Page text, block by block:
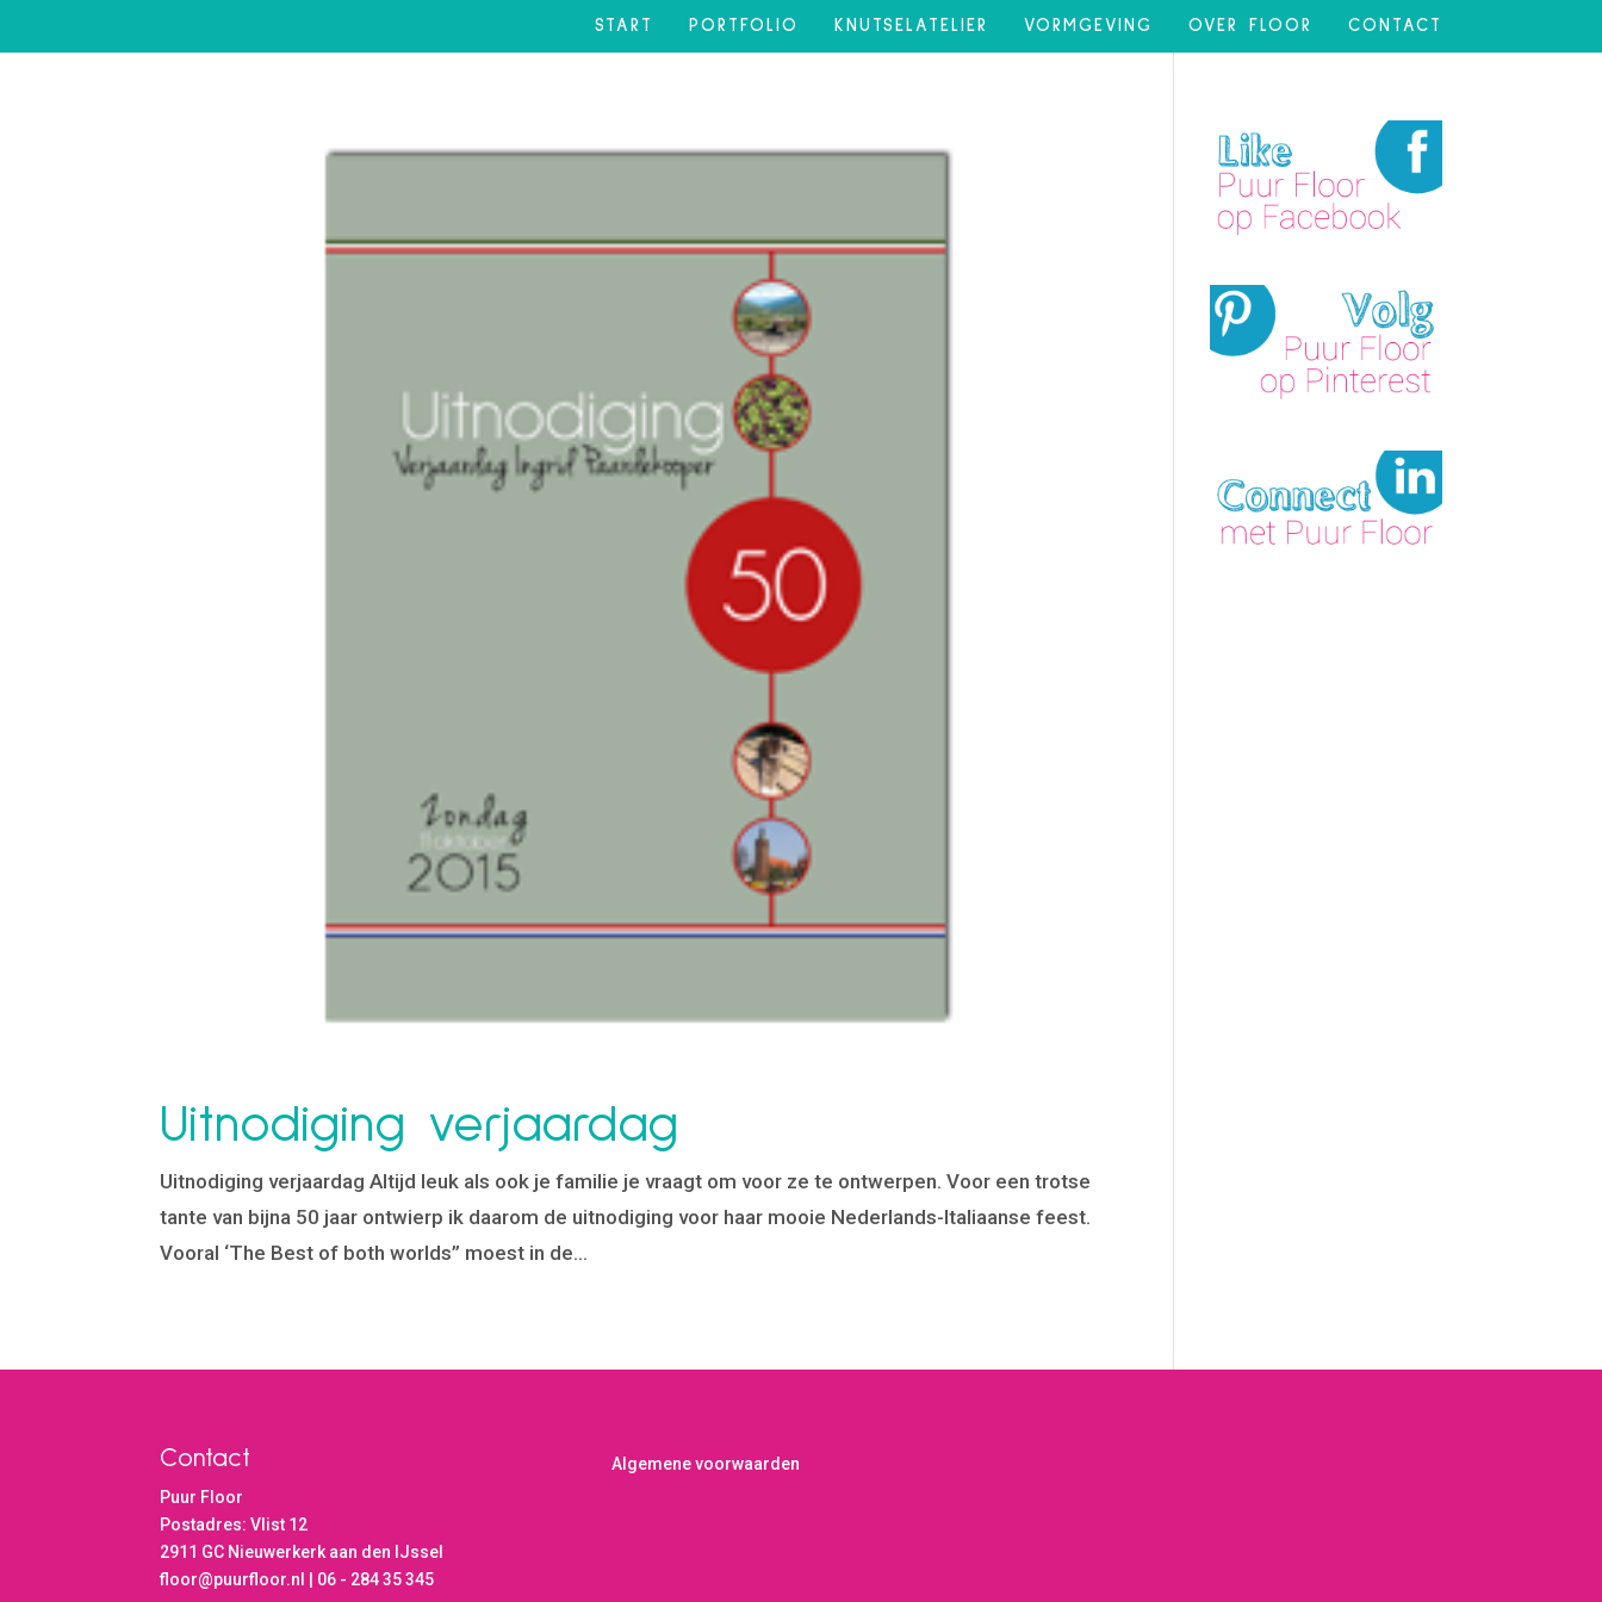
START PORTFOLIO KNUTSELATELIER VORMGEVING OVER FLOOR CONTACT
Uitnodiging verjaardag
Uitnodiging verjaardag Altijd leuk als ook je familie je vraagt om voor ze te ontwerpen. Voor een trotse
tante van bijna 50 jaar ontwierp ik daarom de uitnodiging voor haar mooie Nederlands-Italiaanse feest.
Vooral ‘The Best of both worlds” moest in de...
Contact
Puur Floor
Postadres: Vlist 12
2911 GC Nieuwerkerk aan den IJssel
floor@puurfloor.nl | 06 - 284 35 345
Algemene voorwaarden